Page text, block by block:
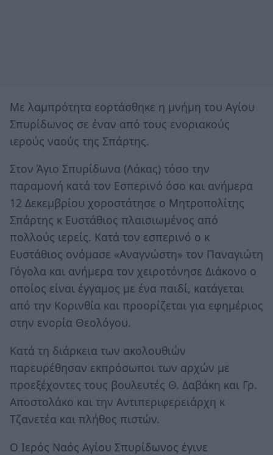
Με λαμπρότητα εορτάσθηκε η μνήμη του Αγίου
Σπυρίδωνος σε έναν από τους ενοριακούς
ιερούς ναούς της Σπάρτης.
Στον Άγιο Σπυρίδωνα (Λάκας) τόσο την
παραμονή κατά τον Εσπερινό όσο και ανήμερα
12 Δεκεμβρίου χοροστάτησε ο Μητροπολίτης
Σπάρτης κ Ευστάθιος πλαισιωμένος από
πολλούς ιερείς. Κατά τον εσπερινό ο κ
Ευστάθιος ονόμασε «Αναγνώστη» τον Παναγιώτη
Γόγολα και ανήμερα τον χειροτόνησε Διάκονο ο
οποίος είναι έγγαμος με ένα παιδί, κατάγεται
από την Κορινθία και προορίζεται για εφημέριος
στην ενορία Θεολόγου.
Κατά τη διάρκεια των ακολουθιών
παρευρέθησαν εκπρόσωποι των αρχών με
προεξέχοντες τους βουλευτές Θ. Δαβάκη και Γρ.
Αποστολάκο και την Αντιπεριφερειάρχη κ
Τζανετέα και πλήθος πιστών.
Ο Ιερός Ναός Αγίου Σπυρίδωνος έγινε